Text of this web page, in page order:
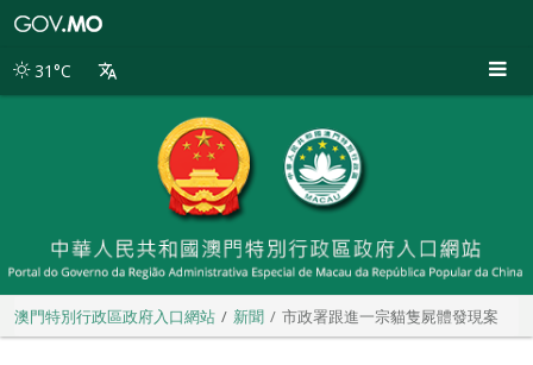
別
31°C
澳門特別行政區政府入口網站 新聞 市政署跟進一宗貓隻屍體發現案